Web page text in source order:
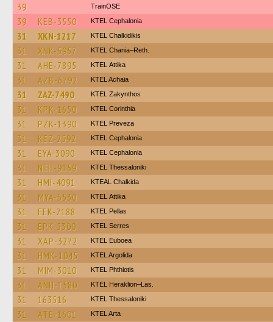
39 TrainΟSE
39 KEB-3550 KTEL Cephalonia
31 XKN-1217 ΚΤΕL Chalkidikis
31 XNK-5957 KTEL Chania–Reth.
31 AHE-7895 KΤΕL Αttika
31 AZB-6792 KTEL Achaia
31 ZAZ-7490 KTEL Zakynthos
31 KPK-1650 KTEL Corinthia
31 PZK-1390 KTEL Preveza
31 KEZ-2592 KTEL Cephalonia
31 EYA-3090 KTEL Cephalonia
31 NEH-9159 KTEL Thessaloniki
31 HMI-4091 KTEAL Chalkida
31 MYA-5530 KΤΕL Αttika
31 EEK-2188 KTEL Pellas
31 EPK-5300 KTEL Serres
31 XAP-3272 ΚΤΕL Euboea
31 HMK-1045 KTEL Argolida
31 MIM-3010 ΚΤΕL Phthiotis
31 ANH-1580 KTEL Heraklion–Las.
31 163516 KTEL Thessaloniki
31 ATE-1601 KTEL Arta